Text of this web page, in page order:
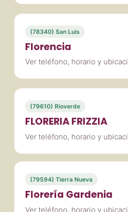
(78340) San Luis
Florencia
Ver teléfono, horario y
(79610) Rioverde
FLORERIA FRIZZIA
Ver teléfono, horario y
(79594) Tierra Nueva
Florería Gardenia
Ver teléfono, horario y